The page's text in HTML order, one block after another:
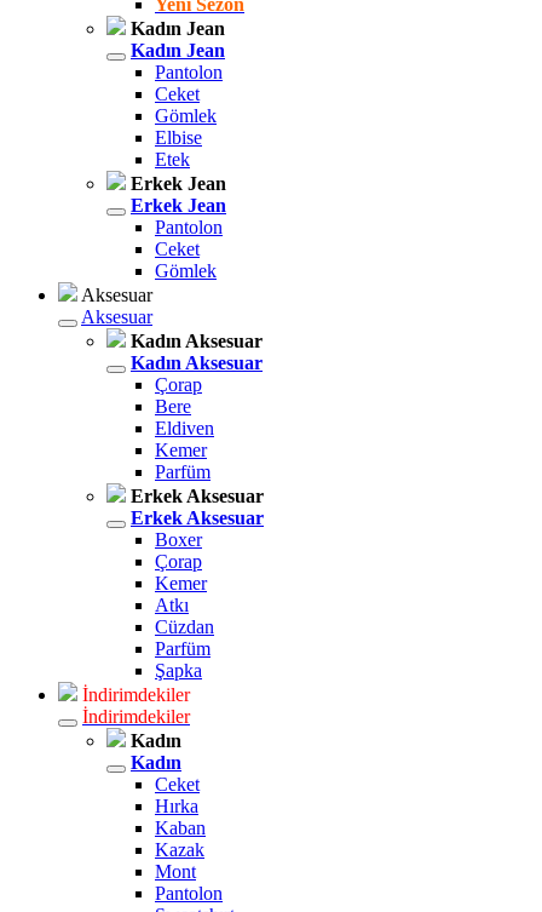
Yeni Sezon
Kadın Jean
Kadın Jean
Pantolon
Ceket
Gömlek
Elbise
Etek
Erkek Jean
Erkek Jean
Pantolon
Ceket
Gömlek
Aksesuar
Aksesuar
Kadın Aksesuar
Kadın Aksesuar
Çorap
Bere
Eldiven
Kemer
Parfüm
Erkek Aksesuar
Erkek Aksesuar
Boxer
Çorap
Kemer
Atkı
Cüzdan
Parfüm
Şapka
İndirimdekiler
İndirimdekiler
Kadın
Kadın
Ceket
Hırka
Kaban
Kazak
Mont
Pantolon